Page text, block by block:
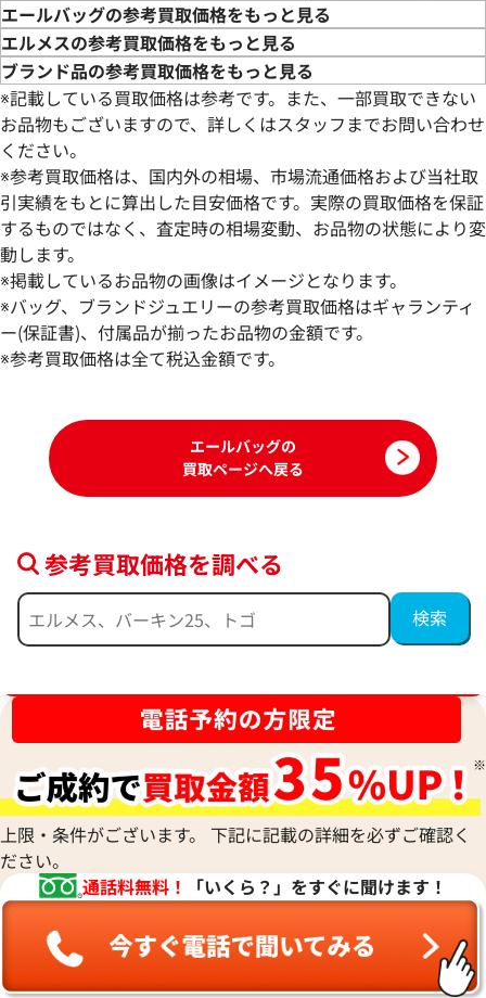
エルメス エールバッグジップPM ショル
ダーバッグ キャンバス C刻印 シルバー金
具
参考買取価格
エルメス エール
ダーバッグ キャ
具
エルメス エールバッグPM ショルダーバ
ッグ キャンバス □F刻印 ゴールド金具
参考買取価格
186,000円
2025年6月17日時点
エルメス エール
ッグ コーティン
ルバー金具
参考買取価格
159,000円
2025年8月17日時
エールバッグの参考買取価格をもっと見る
エルメスの参考買取価格をもっと見る
ブランド品の参考買取価格をもっと見る
※記載している買取価格は参考です。また、一部買取できない
お品物もございますので、詳しくはスタッフまでお問い合わせ
ください。
※参考買取価格は、国内外の相場、市場流通価格および当社取
引実績をもとに算出した目安価格です。実際の買取価格を保証
するものではなく、査定時の相場変動、お品物の状態により変
動します。
※掲載しているお品物の画像はイメージとなります。
※バッグ、ブランドジュエリーの参考買取価格はギャランティ
ー(保証書)、付属品が揃ったお品物の金額です。
※参考買取価格は全て税込金額です。
エールバッグの
買取ページへ戻る
参考買取価格を調べる
上限・条件がございます。 下記に記載の詳細を必ずご確認く
ださい。
通話料無料！
「いくら？」をすぐに聞けます！